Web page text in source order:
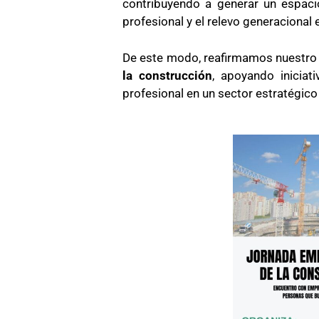
contribuyendo a generar un
profesional y el relevo generacional
De este modo, reafirmamos
la construcción, apoyando
profesional en un sector